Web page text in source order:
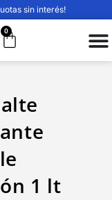
sin interés!
0
1 lt